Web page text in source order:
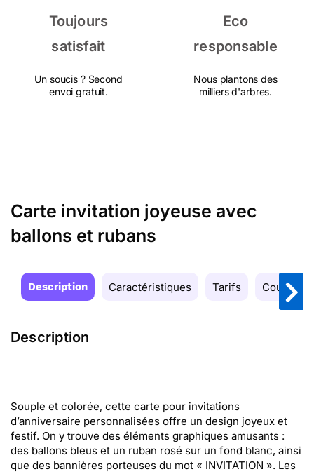
Toujours
satisfait
Un soucis ? Second
envoi gratuit.
Eco
responsable
Nous plantons des
milliers d'arbres.
Carte invitation joyeuse avec
ballons et rubans
Description Caractéristiques Tarifs Couleurs
Description
Souple et colorée, cette carte pour invitations
d’anniversaire personnalisées offre un design joyeux et
festif. On y trouve des éléments graphiques amusants :
des ballons bleus et un ruban rosé sur un fond blanc, ainsi
que des bannières porteuses du mot « INVITATION ». Les